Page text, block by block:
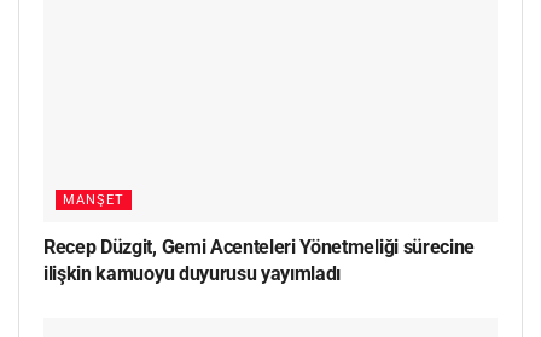
MANŞET
Recep Düzgit, Gemi Acenteleri Yönetmeliği sürecine
ilişkin kamuoyu duyurusu yayımladı